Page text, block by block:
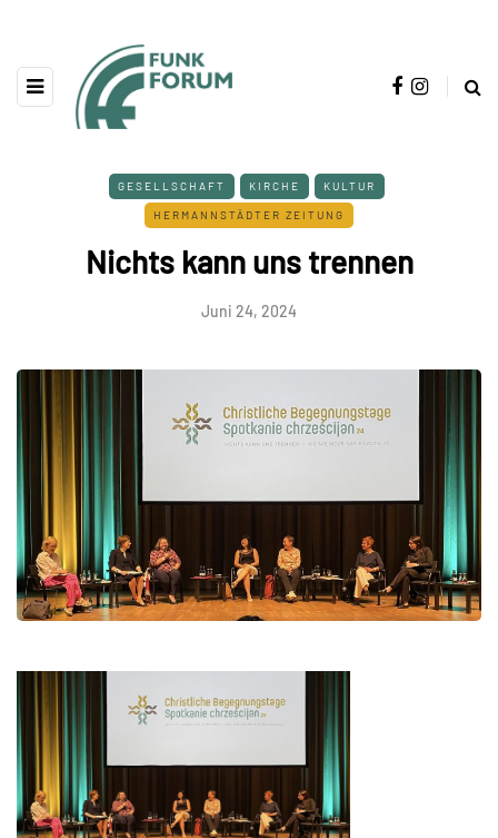
GESELLSCHAFT KIRCHE KULTUR
HERMANNSTÄDTER ZEITUNG
Nichts kann uns trennen
Juni 24, 2024